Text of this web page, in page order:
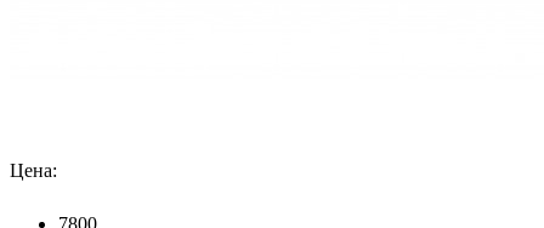
Цена:
7800